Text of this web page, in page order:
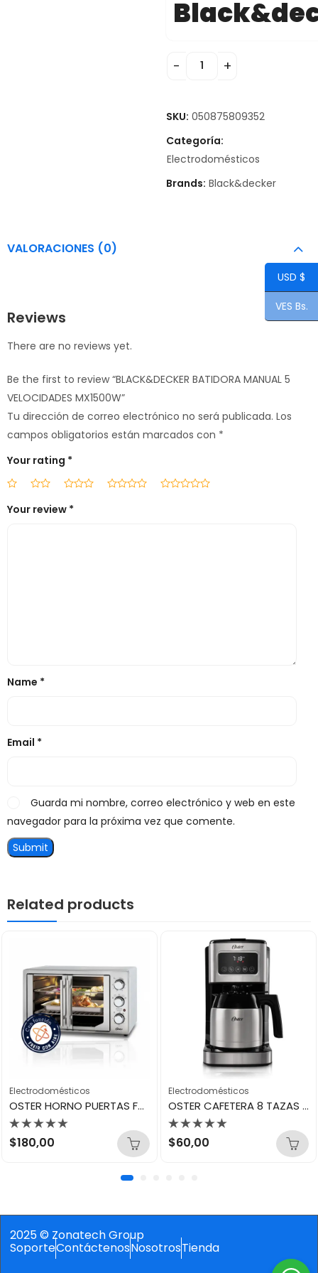
SKU: 050875809352
Categoría:
Electrodomésticos
Brands: Black&decker
VALORACIONES (0)
Reviews
There are no reviews yet.
Be the first to review “BLACK&DECKER BATIDORA MANUAL 5
VELOCIDADES MX1500W”
Tu dirección de correo electrónico no será publicada. Los
campos obligatorios están marcados con *
Your rating *
Your review *
Name *
Email *
Guarda mi nombre, correo electrónico y web en este
navegador para la próxima vez que comente.
Related products
Electrodomésticos
OSTER HORNO PUERTAS FRANCESA TSSTTVFDMAF013
Valorado
con
$180,00
Electrodomésticos
OSTER CAFETERA 8 TAZAS PANEL TACTIL JARRA DE ACERO BVSTDC4404
Valorado
con
$60,00
2025 © Zonatech Group
SoporteContáctenosNosotrosTienda
USD $
VES Bs.